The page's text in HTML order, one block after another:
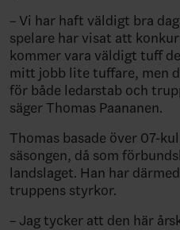
– Vi har haft väldigt bra
spelare har visat att
kommer vara väldigt tuff
mitt jobb lite tuffare, men
för både ledarstab och
säger Thomas Paananen.
Thomas basade över 07-
säsongen, då som
landslaget. Han har
truppens styrkor.
– Jag tycker att den här